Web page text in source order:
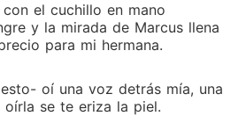
el cuchillo en mano
y la mirada de Marcus llena
para mi hermana.
oí una voz detrás mía, una
se te eriza la piel.